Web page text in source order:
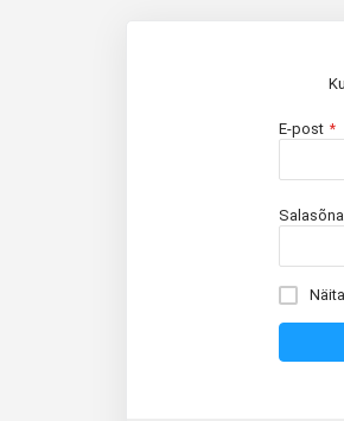
E-post
Salasõna